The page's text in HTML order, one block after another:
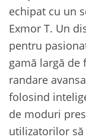
echipat cu un
Exmor T. Un
pentru
gamă largă
randare
folosind
de moduri
utilizatorilor